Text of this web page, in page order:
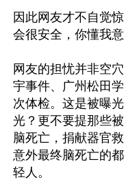
因此网友才不自觉
会很安全，你懂我
网友的担忧并非空
宇事件、广州松田
次体检。这是被曝
光？更不要提那些
脑死亡，捐献器官
意外最终脑死亡的
轻人。